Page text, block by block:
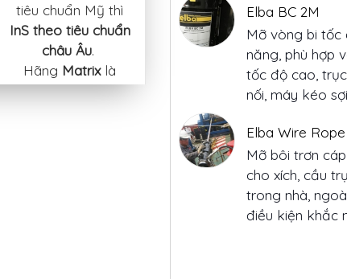
tiêu chuẩn Mỹ thì
InS theo tiêu chuẩn
châu Âu.
Hãng Matrixlà
một...
Tất cả các sản
PhẩmDầu mỡ đặc
chủng từ nhà sản
đều
được cấp chứng chỉ
ISO...
Mỡ vòng bi tốc
năng, phù hợp
tốc độ cao, trục
nối, máy kéo sợi
Mỡ bôi trơn
cho xích, cầu
trong nhà,
điều kiện khắc